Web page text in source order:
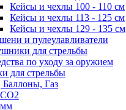
Кейсы и чехлы 100 - 110 см
Кейсы и чехлы 113 - 125 см
Кейсы и чехлы 129 - 135 см
и пулеулавливатели
для стрельбы
по уходу за оружием
для стрельбы
Газ